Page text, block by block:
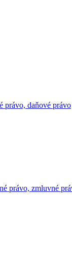
právo, daňové právo
právo, zmluvné